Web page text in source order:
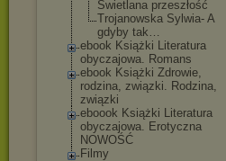
Świetlana przeszłość
Trojanowska Sylwia- A
gdyby tak…
ebook Książki Literatura
obyczajowa. Romans
ebook Książki Zdrowie,
rodzina, związki. Rodzina,
związki
eboook Książki Literatura
obyczajowa. Erotyczna
NOWOŚĆ
Filmy